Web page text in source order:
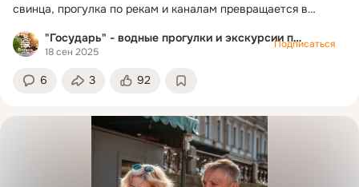
свинца, прогулка по рекам и каналам превращается в
ещё красивее. Идеальное время, чтобы взглянуть на
привычные набережные в новых красках 🍁
"Государь" - водные прогулки и экскурсии по Питеру
18 сен 2025
Подписаться
6 3 92